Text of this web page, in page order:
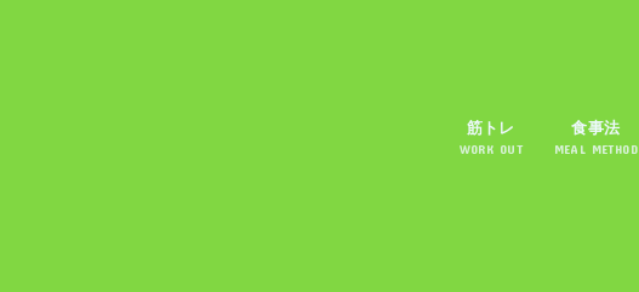
筋トレ
WORK OUT
食事法
MEAL METHOD